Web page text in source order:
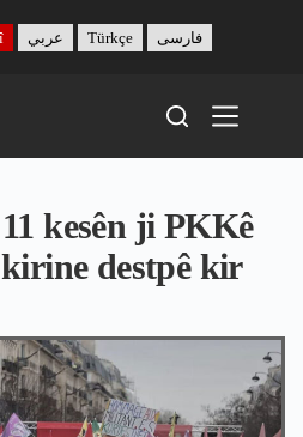
عربي Türkçe فارسی
kesên ji PKKê
destpê kir